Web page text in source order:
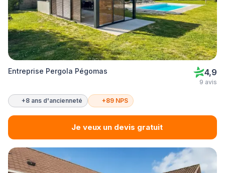
Entreprise Pergola Pégomas 4,9
9 avis
+8 ans d'ancienneté +89 NPS
Je veux un devis gratuit